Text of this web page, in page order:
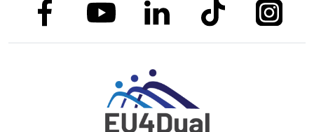
link to facebooklink to youtubelink to linkedinlink to tiktok